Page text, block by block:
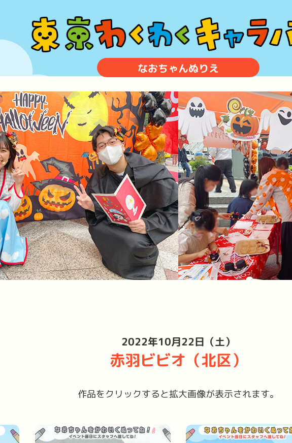
なおちゃんぬりえ
2022年10月22日（土）
赤羽ビビオ（北区）
作品をクリックすると拡大画像が表示されます。